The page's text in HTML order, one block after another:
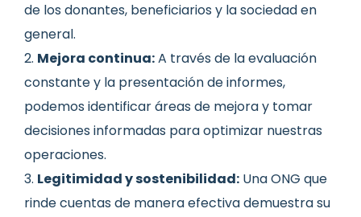
de los donantes, beneficiarios y la sociedad en
general.
Mejora continua:A través de la evaluación
constante y la presentación de informes,
podemos identificar áreas de mejora y tomar
decisiones informadas para optimizar nuestras
operaciones.
Legitimidad y sostenibilidad: Una ONG que
rinde cuentas de manera efectiva demuestra su